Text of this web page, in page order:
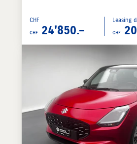
CHF
CHF 24'850.–
Leasing
CHF